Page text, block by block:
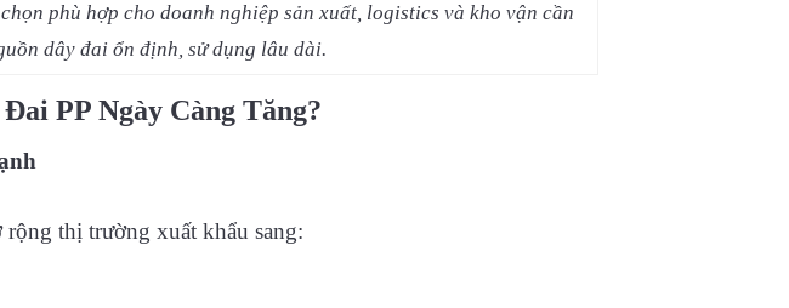
phù hợp cho doanh nghiệp sản xuất, logistics và kho vận cần
dây đai ổn định, sử dụng lâu dài.
PP Ngày Càng Tăng?
thị trường xuất khẩu sang: